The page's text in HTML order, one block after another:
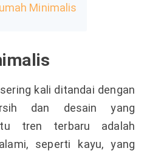
Minimalis
kali ditandai dengan
dan desain yang
tren terbaru adalah
seperti kayu, yang